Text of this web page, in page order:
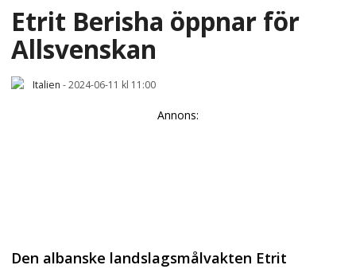
Etrit Berisha öppnar för
Allsvenskan
Italien -2024-06-11 kl 11:00
Annons:
Den albanske landslagsmålvakten Etrit